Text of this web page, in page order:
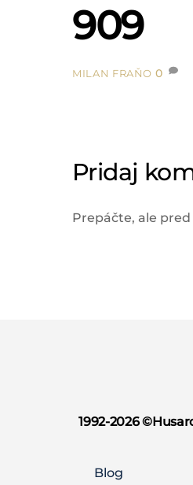
909
MILAN FRAŇO 0
Pridaj
Prepáčte, ale
1992-2026
Blog